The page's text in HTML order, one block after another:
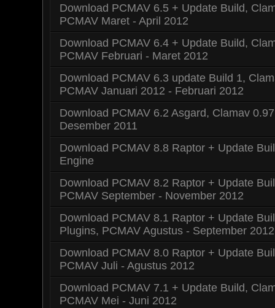
Download PCMAV 6.5 + Update Build,
PCMAV Maret - April 2012
Download PCMAV 6.4 + Update Build,
PCMAV Februari - Maret 2012
Download PCMAV 6.3 update Build 1,
PCMAV Januari 2012 - Februari 2012
Download PCMAV 6.2 Asgard, Clamav
Desember 2011
Download PCMAV 8.8 Raptor + Update
Engine
Download PCMAV 8.2 Raptor + Update
PCMAV September - November 2012
Download PCMAV 8.1 Raptor + Update
Plugins, PCMAV Agustus - September 2012
Download PCMAV 8.0 Raptor + Update
PCMAV Juli - Agustus 2012
Download PCMAV 7.1 + Update Build,
PCMAV Mei - Juni 2012